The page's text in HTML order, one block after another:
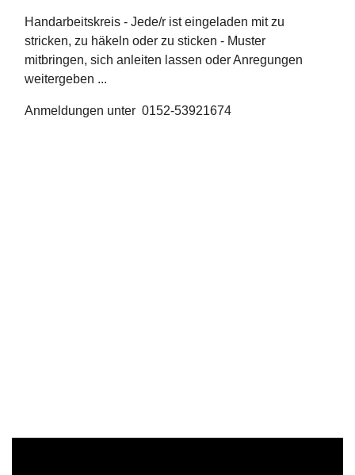
Handarbeitskreis - Jede/r ist eingeladen mit zu
stricken, zu häkeln oder zu sticken - Muster
mitbringen, sich anleiten lassen oder Anregungen
weitergeben ...
Anmeldungen unter 0152-53921674